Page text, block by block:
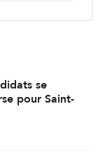
se
pour Saint-